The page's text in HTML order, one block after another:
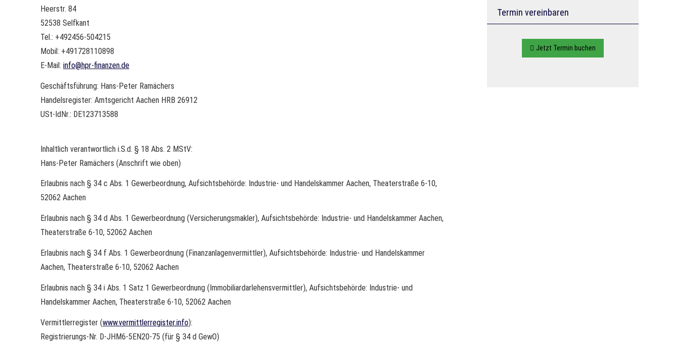
Termin ver­ein­baren
Jetzt Termin buchen
Heerstr. 84
52538 Selfkant
Tel.: +492456-504215
Mobil: +491728110898
E-Mail: info@hpr-finanzen.de
Geschäftsführung: Hans-Peter Ramächers
Handelsregister: Amtsgericht Aachen HRB 26912
USt-IdNr.: DE123713588
Inhaltlich verantwortlich i.S.d. § 18 Abs. 2 MStV:
Hans-Peter Ramächers (Anschrift wie oben)
Erlaubnis nach § 34 c Abs. 1 Gewerbeordnung, Aufsichtsbehörde: Industrie- und Handelskammer Aachen, Theaterstraße 6-10,
52062 Aachen
Erlaubnis nach § 34 d Abs. 1 Gewerbeordnung (Ver­sicherungs­makler), Aufsichtsbehörde: Industrie- und Handelskammer Aachen,
Theaterstraße 6-10, 52062 Aachen
Erlaubnis nach § 34 f Abs. 1 Gewerbeordnung (Finanzanlagenvermittler), Aufsichtsbehörde: Industrie- und Handelskammer
Aachen, Theaterstraße 6-10, 52062 Aachen
Erlaubnis nach § 34 i Abs. 1 Satz 1 Gewerbeordnung (Immobiliardarlehensvermittler), Aufsichtsbehörde: Industrie- und
Handelskammer Aachen, Theaterstraße 6-10, 52062 Aachen
Vermittlerregister (www.vermittlerregister.info):
Registrierungs-Nr. D-JHM6-5EN20-75 (für § 34 d GewO)